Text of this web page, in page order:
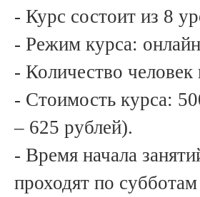
- Курс состоит из 8
- Режим курса:
- Количество
- Стоимость курса:
– 625 рублей).
- Время начала
проходят по